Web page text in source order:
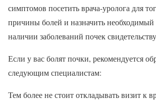
симптомов посетить врача-уролога для
причины болей и назначить
наличии заболеваний почек
Если у вас болят почки, рекомендуется
следующим специалистам:
Тем более не стоит откладывать визит к